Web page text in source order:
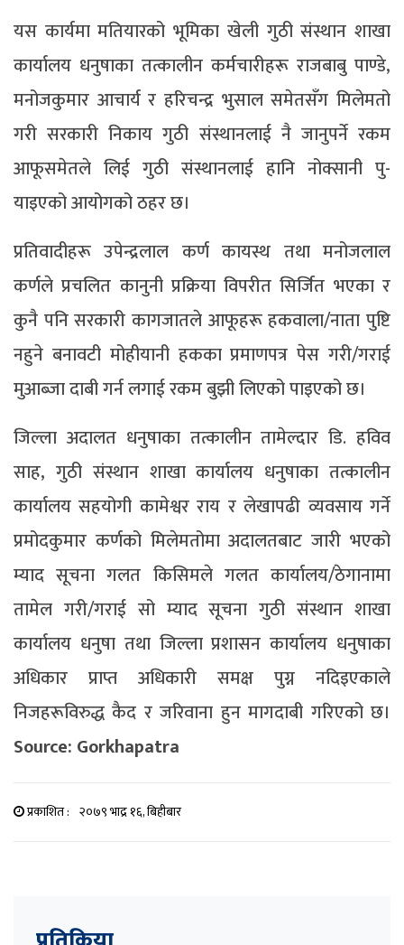
यस कार्यमा मतियारको भूमिका खेली गुठी संस्थान शाखा
कार्यालय धनुषाका तत्कालीन कर्मचारीहरू राजबाबु पाण्डे,
मनोजकुमार आचार्य र हरिचन्द्र भुसाल समेतसँग मिलेमतो
गरी सरकारी निकाय गुठी संस्थानलाई नै जानुपर्ने रकम
आफूसमेतले लिई गुठी संस्थानलाई हानि नोक्सानी पु-
याइएको आयोगको ठहर छ।
प्रतिवादीहरू उपेन्द्रलाल कर्ण कायस्थ तथा मनोजलाल
कर्णले प्रचलित कानुनी प्रक्रिया विपरीत सिर्जित भएका र
कुनै पनि सरकारी कागजातले आफूहरू हकवाला/नाता पुष्टि
नहुने बनावटी मोहीयानी हकका प्रमाणपत्र पेस गरी/गराई
मुआब्जा दाबी गर्न लगाई रकम बुझी लिएको पाइएको छ।
जिल्ला अदालत धनुषाका तत्कालीन तामेल्दार डि. हविव
साह, गुठी संस्थान शाखा कार्यालय धनुषाका तत्कालीन
कार्यालय सहयोगी कामेश्वर राय र लेखापढी व्यवसाय गर्ने
प्रमोदकुमार कर्णको मिलेमतोमा अदालतबाट जारी भएको
म्याद सूचना गलत किसिमले गलत कार्यालय/ठेगानामा
तामेल गरी/गराई सो म्याद सूचना गुठी संस्थान शाखा
कार्यालय धनुषा तथा जिल्ला प्रशासन कार्यालय धनुषाका
अधिकार प्राप्त अधिकारी समक्ष पुग्न नदिइएकाले
निजहरूविरुद्ध कैद र जरिवाना हुन मागदाबी गरिएको छ।
Source: Gorkhapatra
प्रकाशित : २०७९ भाद्र १६, बिहीबार